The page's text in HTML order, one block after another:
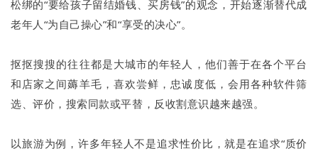
松绑的“要给孩子留结婚钱、买房钱”的观念，开始逐渐替代成
老年人“为自己操心”和“享受的决心”。
抠抠搜搜的往往都是大城市的年轻人，他们善于在各个平台
和店家之间薅羊毛，喜欢尝鲜，忠诚度低，会用各种软件筛
选、评价，搜索同款或平替，反收割意识越来越强。
以旅游为例，许多年轻人不是追求性价比，就是在追求“质价